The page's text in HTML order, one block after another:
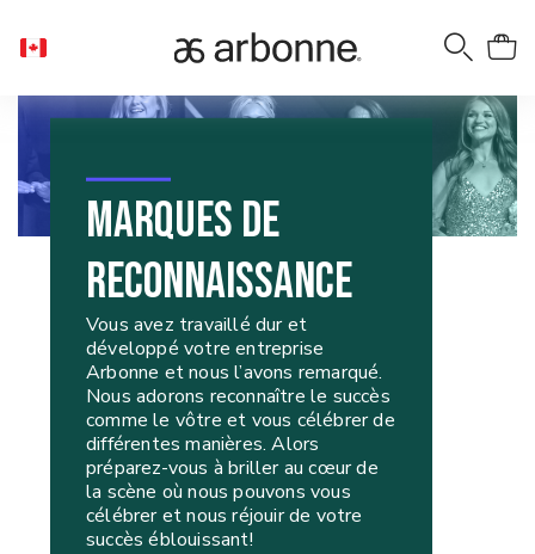
MARQUES DE
RECONNAISSANCE
Vous avez travaillé dur et
développé votre entreprise
Arbonne et nous l’avons remarqué.
Nous adorons reconnaître le succès
comme le vôtre et vous célébrer de
différentes manières. Alors
préparez-vous à briller au cœur de
la scène où nous pouvons vous
célébrer et nous réjouir de votre
succès éblouissant!